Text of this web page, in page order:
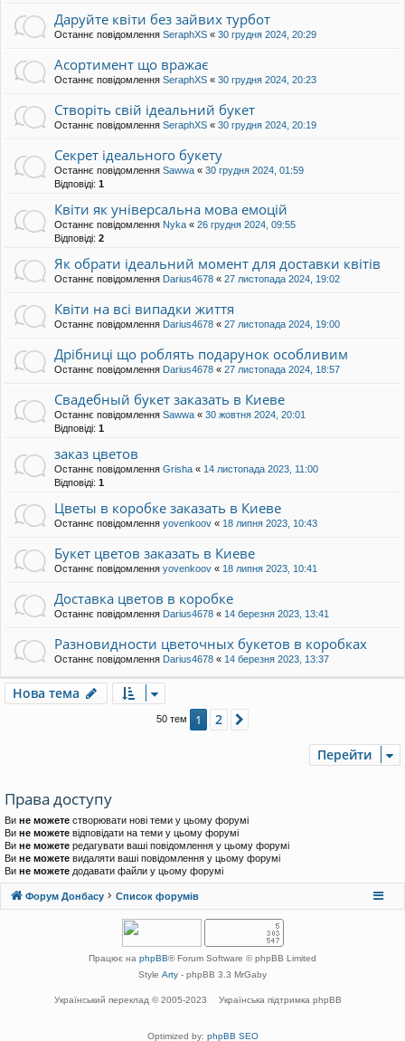
Даруйте квіти без зайвих турбот
Останнє повідомлення SeraphXS « 30 грудня 2024, 20:29
Асортимент що вражає
Останнє повідомлення SeraphXS « 30 грудня 2024, 20:23
Створіть свій ідеальний букет
Останнє повідомлення SeraphXS « 30 грудня 2024, 20:19
Секрет ідеального букету
Останнє повідомлення Sawwa « 30 грудня 2024, 01:59
Відповіді: 1
Квіти як універсальна мова емоцій
Останнє повідомлення Nyka « 26 грудня 2024, 09:55
Відповіді: 2
Як обрати ідеальний момент для доставки квітів
Останнє повідомлення Darius4678 « 27 листопада 2024, 19:02
Квіти на всі випадки життя
Останнє повідомлення Darius4678 « 27 листопада 2024, 19:00
Дрібниці що роблять подарунок особливим
Останнє повідомлення Darius4678 « 27 листопада 2024, 18:57
Свадебный букет заказать в Киеве
Останнє повідомлення Sawwa « 30 жовтня 2024, 20:01
Відповіді: 1
заказ цветов
Останнє повідомлення Grisha « 14 листопада 2023, 11:00
Відповіді: 1
Цветы в коробке заказать в Киеве
Останнє повідомлення yovenkoov « 18 липня 2023, 10:43
Букет цветов заказать в Киеве
Останнє повідомлення yovenkoov « 18 липня 2023, 10:41
Доставка цветов в коробке
Останнє повідомлення Darius4678 « 14 березня 2023, 13:41
Разновидности цветочных букетов в коробках
Останнє повідомлення Darius4678 « 14 березня 2023, 13:37
Нова тема
50 тем 1 2
Перейти
Права доступу
Ви не можете створювати нові теми у цьому форумі
Ви не можете відповідати на теми у цьому форумі
Ви не можете редагувати ваші повідомлення у цьому форумі
Ви не можете видаляти ваші повідомлення у цьому форумі
Ви не можете додавати файли у цьому форумі
Форум Донбасу Список форумів
Працює на phpBB® Forum Software © phpBB Limited
Style Arty - phpBB 3.3 MrGaby
Український переклад © 2005-2023 Українська підтримка phpBB
Optimized by: phpBB SEO